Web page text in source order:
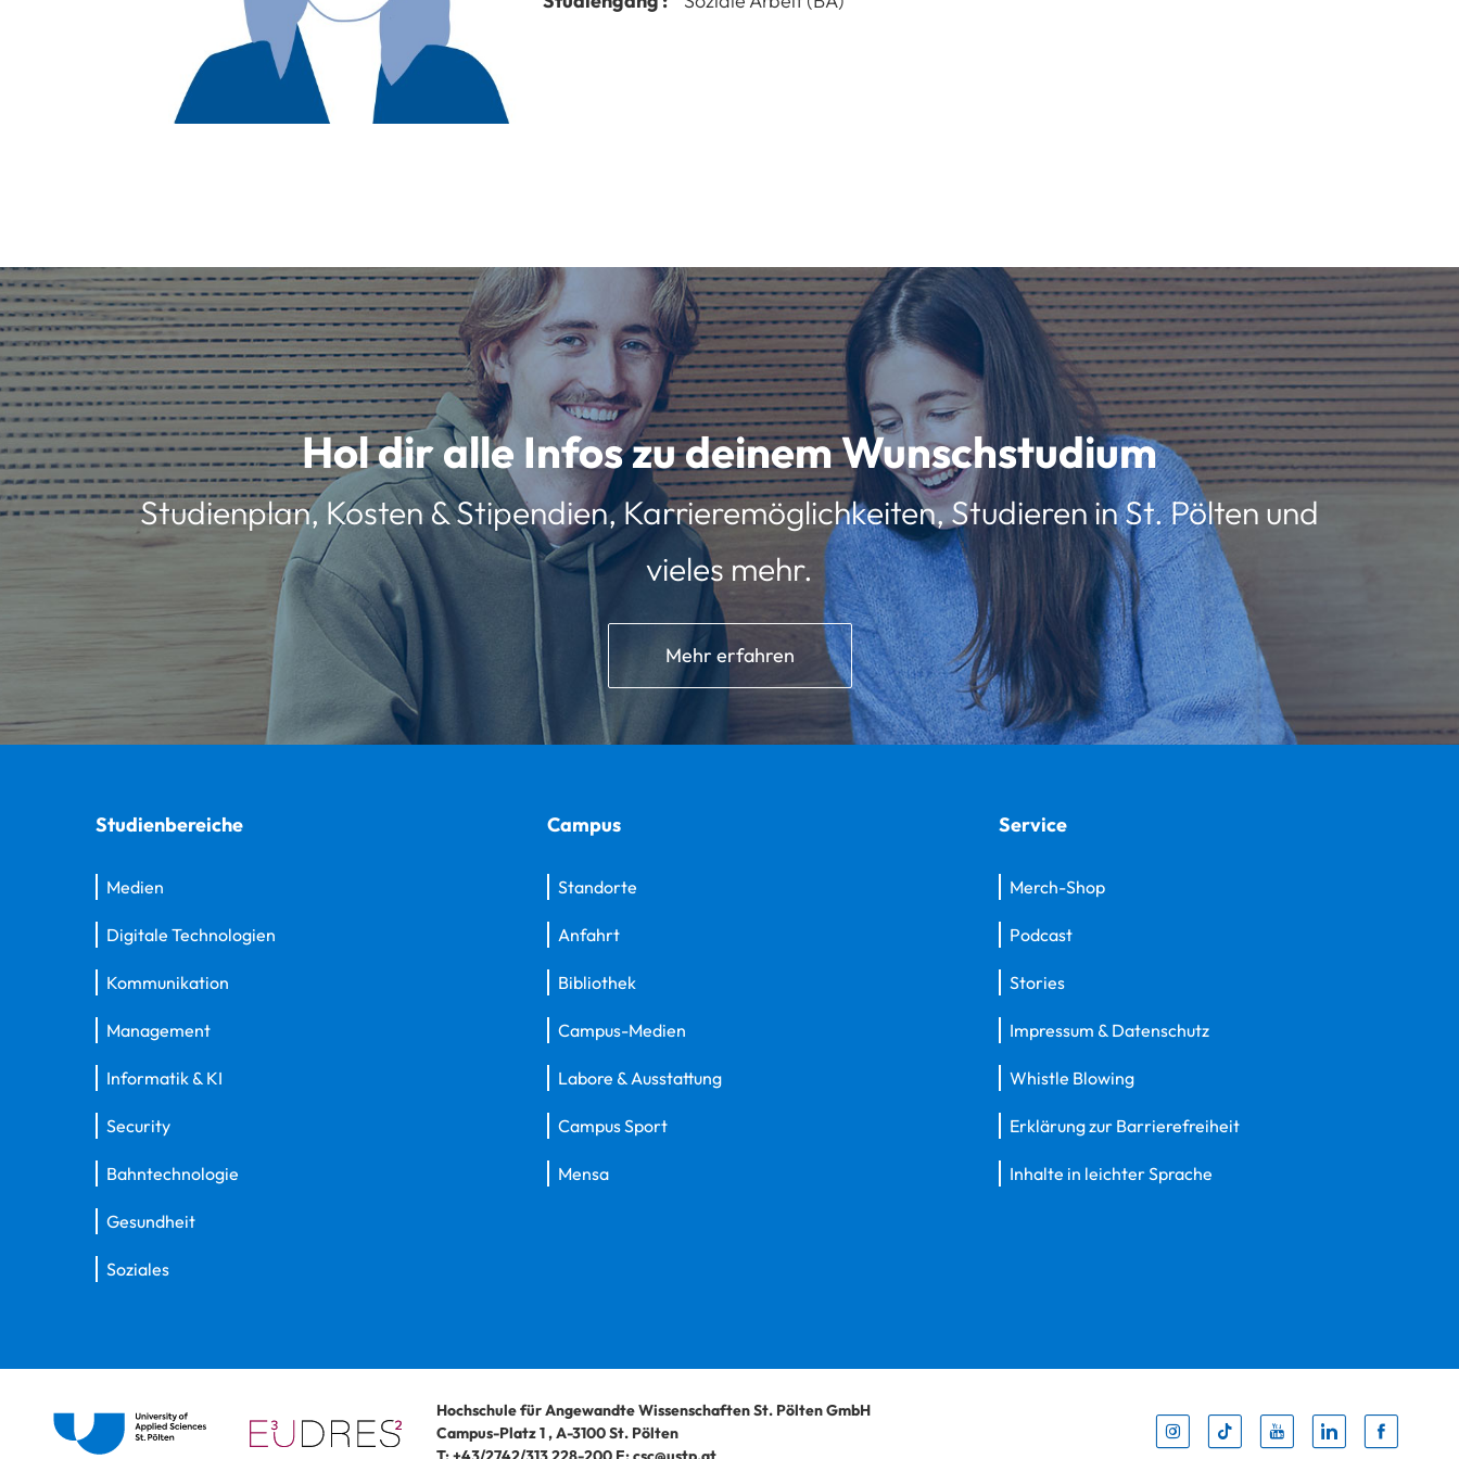
Hol dir alle Infos zu deinem Wunschstudium
Studienplan, Kosten & Stipendien, Karrieremöglichkeiten, Studieren in St. Pölten und
vieles mehr.
Mehr erfahren
Studienbereiche
Medien
Digitale Technologien
Kommunikation
Management
Informatik & KI
Security
Bahntechnologie
Gesundheit
Soziales
Campus
Standorte
Anfahrt
Bibliothek
Campus-Medien
Labore & Ausstattung
Campus Sport
Mensa
Service
Merch-Shop
Podcast
Stories
Impressum & Datenschutz
Whistle Blowing
Erklärung zur Barrierefreiheit
Inhalte in leichter Sprache
Hochschule für Angewandte Wissenschaften St. Pölten GmbH
Campus-Platz 1,A-3100St. Pölten